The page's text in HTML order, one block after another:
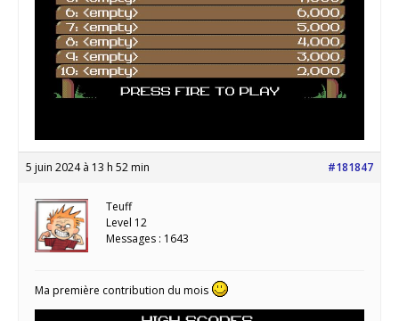
5 juin 2024 à 13 h 52 min #181847
Teuff
Level 12
Messages : 1643
Ma première contribution du mois